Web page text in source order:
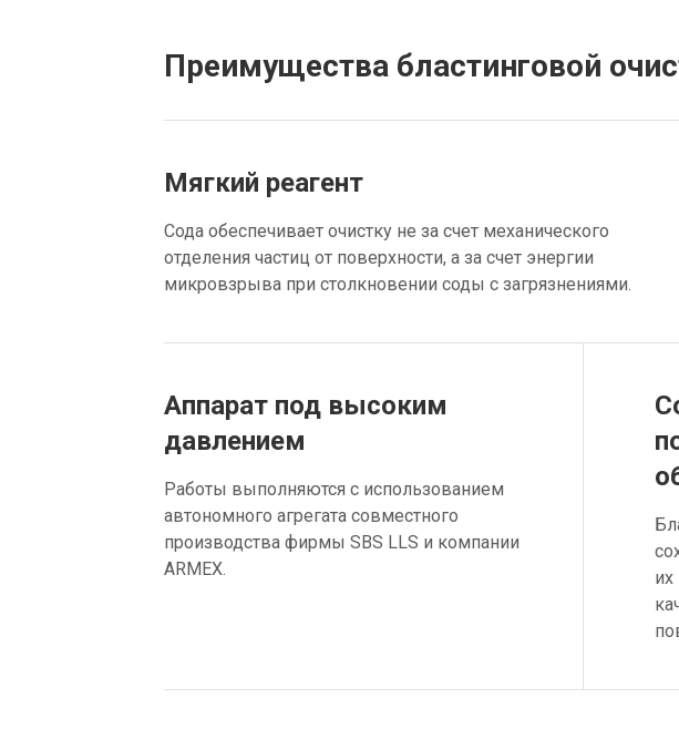
Преимущества бластинговой
Мягкий реагент
Сода обеспечивает очистку не за счет механического
отделения частиц от поверхности, а за счет энергии
микровзрыва при столкновении соды с загрязнениями.
Аппарат под высоким
давлением
Работы выполняются с использованием
автономного агрегата совместного
производства фирмы SBS LLS и компании
ARMEX.
их